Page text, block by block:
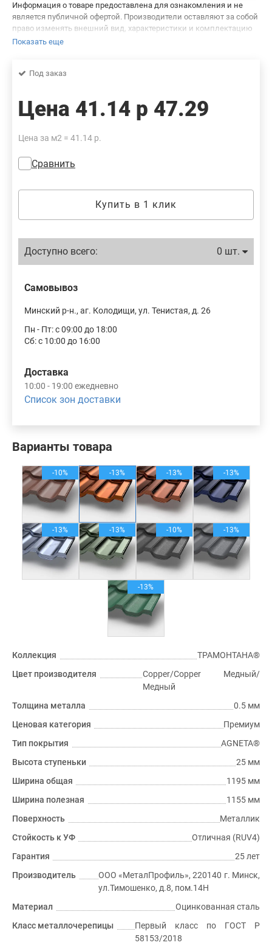
Информация о товаре предоставлена для ознакомления и не
является публичной офертой. Производители оставляют за собой
право изменять внешний вид, характеристики и комплектацию
товара, предварительно не уведомляя продавцов и потребителей.
фотографиях товара. Будем благодарны вам за сообщение об
Показать еще
Варианты товара
-10% -13% -13% -13%
-13% -13% -10% -13%
-13%
Коллекция
ТРАМОНТАНА®
Цвет производителя
Copper/Copper Медный/
Медный
Толщина металла
0.5 мм
Ценовая категория
Премиум
Тип покрытия
AGNETA®
Высота ступеньки
25 мм
Ширина общая
1195 мм
Ширина полезная
1155 мм
Поверхность
Металлик
Стойкость к УФ
Отличная (RUV4)
Гарантия
25 лет
Производитель
ООО «МеталПрофиль», 220140 г. Минск,
ул.Тимошенко, д.8, пом.14Н
Материал
Оцинкованная сталь
Класс металлочерепицы
Первый класс по ГОСТ P
58153/2018
Под заказ
Цена 41.14 р 47.29
Цена за м2 = 41.14 р.
Сравнить
Купить в 1 клик
Доступно всего: 0 шт.
Самовывоз
Минский р-н., аг. Колодищи, ул. Тенистая, д. 26
Пн - Пт: с 09:00 до 18:00
Сб: с 10:00 до 16:00
Доставка
10:00 - 19:00 ежедневно
Список зон доставки